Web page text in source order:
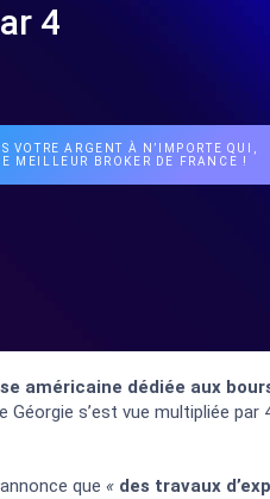
4
VOTRE ARGENT À N’IMPORTE QUI,
MEILLEUR BROKER DE FRANCE !
américaine dédiée aux
s’est vue multipliée par
que « des travaux